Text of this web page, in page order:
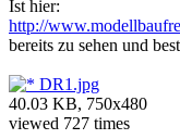
Ist hier:
http://
bereits zu sehen und
DR1.jpg
40.03 KB, 750x480
viewed 727 times